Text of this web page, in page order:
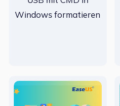
Windows formatieren